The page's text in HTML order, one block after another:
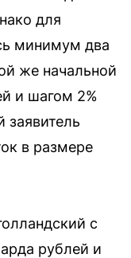
для
минимум два
же начальной
и шагом 2%
заявитель
в размере
с
рублей и